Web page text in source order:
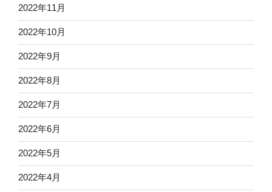
2022年11月
2022年10月
2022年9月
2022年8月
2022年7月
2022年6月
2022年5月
2022年4月